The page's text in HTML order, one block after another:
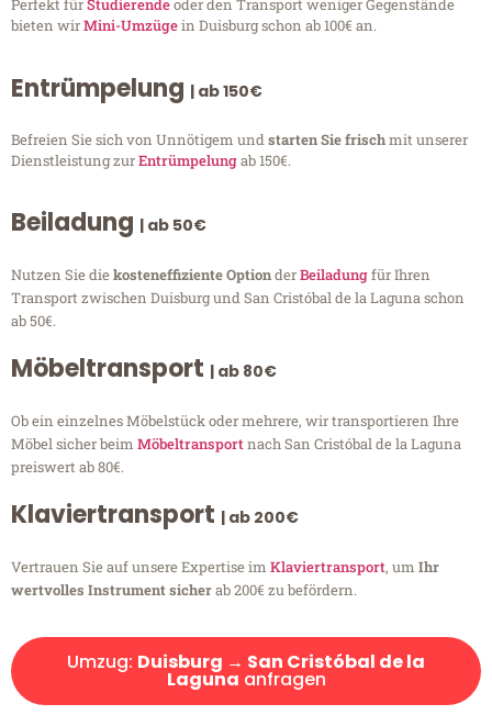
Perfekt fürStudierendeoder den Transport weniger Gegenstände
bieten wirMini-Umzügein Duisburg schon ab 100€ an.
Entrümpelung | ab 150€
Befreien Sie sich von Unnötigem undstarten Sie frischmit unserer
Dienstleistung zurEntrümpelungab 150€.
Beiladung | ab 50€
Nutzen Sie diekosteneffiziente OptionderBeiladungfür Ihren
Transport zwischen Duisburg und San Cristóbal de la Laguna schon
ab 50€.
Möbeltransport | ab 80€
Ob ein einzelnes Möbelstück oder mehrere, wir transportieren Ihre
Möbel sicher beim Möbeltransportnach San Cristóbal de la Laguna
preiswert ab 80€.
Klaviertransport | ab 200€
Vertrauen Sie auf unsere Expertise im Klaviertransport, um Ihr
wertvolles Instrument sicherab 200€ zu befördern.
Umzug: Duisburg → San Cristóbal de la
Laguna anfragen